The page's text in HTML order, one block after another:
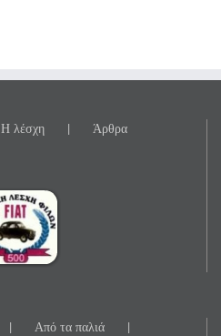
Η λέσχη Άρθρα
Από τα παλιά